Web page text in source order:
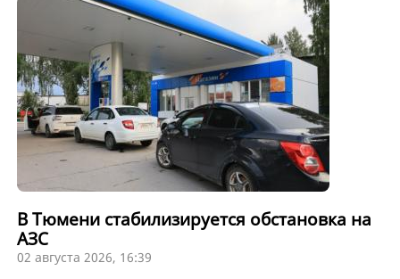
В Тюмени стабилизируется обстановка на
АЗС
02 августа 2026, 16:39